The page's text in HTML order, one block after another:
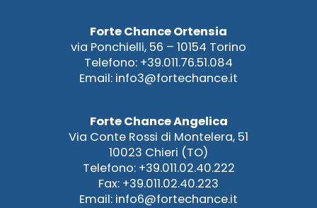
Forte Chance Ortensia
via Ponchielli, 56 – 10154 Torino
Telefono: +39.011.76.51.084
Email: info3@fortechance.it
Forte Chance Angelica
Via Conte Rossi di Montelera, 51
10023 Chieri (TO)
Telefono: +39.011.02.40.222
Fax: +39.011.02.40.223
Email: info6@fortechance.it